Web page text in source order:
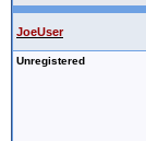
JoeUser
Unregistered